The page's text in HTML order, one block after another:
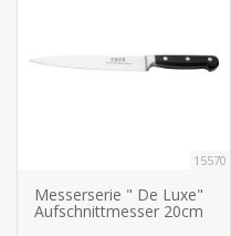
15570
Messerserie " De Luxe"
Aufschnittmesser 20cm